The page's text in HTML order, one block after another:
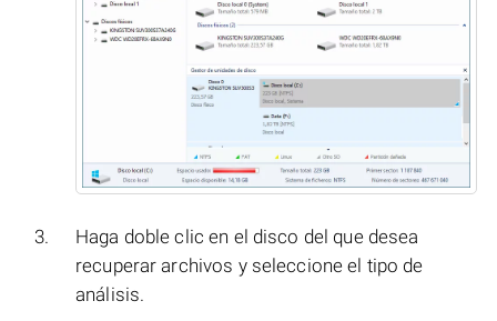
Haga doble clic en el disco del que desea
recuperar archivos y seleccione el tipo de
análisis.